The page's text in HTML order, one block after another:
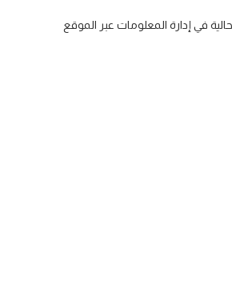
في إدارة المعلومات عبر الموقع